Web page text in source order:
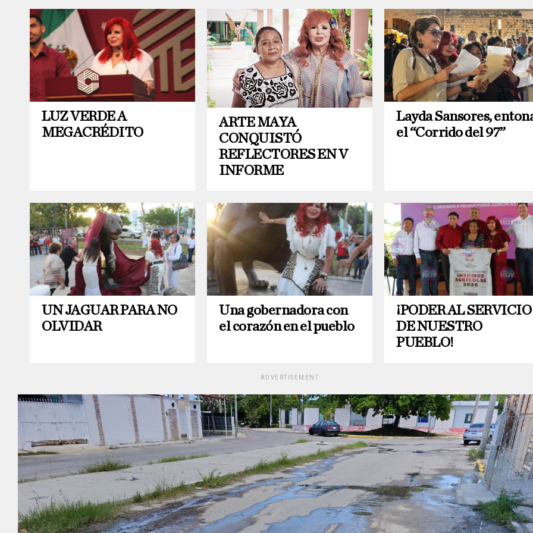
LUZ VERDE A
MEGACRÉDITO
ARTE MAYA
CONQUISTÓ
REFLECTORES EN V
INFORME
Layda Sansores,
el “Corrido del 97”
UN JAGUAR PARA NO
OLVIDAR
Una gobernadora con
el corazón en el pueblo
¡PODER AL SERVICIO
DE NUESTRO
PUEBLO!
ADVERTISEMENT